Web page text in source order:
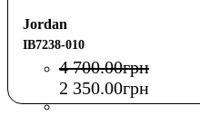
Jordan
IB7238-010
4 700.00грн
2 350.00грн